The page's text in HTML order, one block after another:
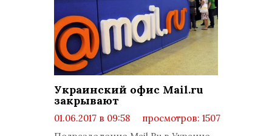
Украинский офис Mail.ru
закрывают
01.06.2017 в 09:58
просмотров: 1507
комментариев: 0